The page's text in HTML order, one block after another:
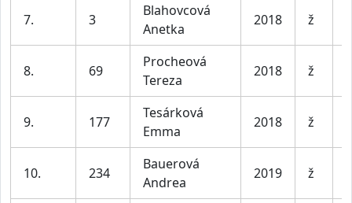
7. 3
Blahovcová
Anetka
2018 ž
8. 69
Procheová
Tereza
2018 ž
9. 177
Tesárková
Emma
2018 ž
10. 234
Bauerová
Andrea
2019 ž